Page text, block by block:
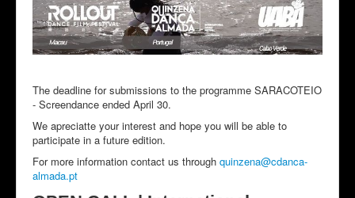
The deadline for submissions to the programme SARACOTEIO
- Screendance ended April 30.
We apreciatte your interest and hope you will be able to
participate in a future edition.
For more information contact us through quinzena​@​cdanca-
almada.pt